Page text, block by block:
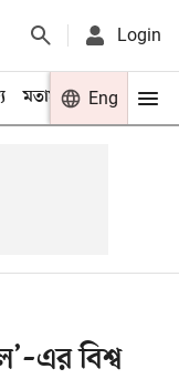
Login
মতামত খেলা
Eng
বিশ্ব